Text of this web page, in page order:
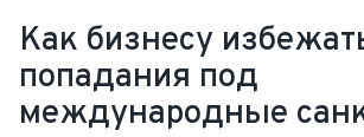
Как бизнесу
попадания под
международные